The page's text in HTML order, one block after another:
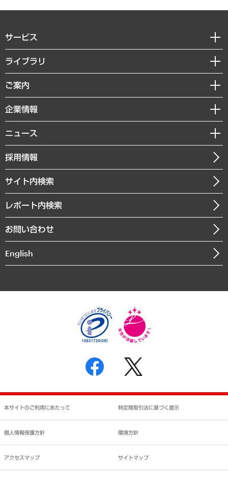
サービス
経営戦略
組織・人事戦略
デジタルイノベーション
共生・ダイバーシティ
GRC（ガバナンス・リスク・コンプライアンス）・防災（政策）
経済・産業・雇用・労働
まちづくり・観光・交通・スポーツ・スマートシティ
自然資源・農林水産業・食料システム
ライブラリ
経済調査
レポート
コラム
経営用語集
受託・受注実績（官公庁関連）
メディア掲載・出演
ご案内
セミナー・イベント情報
MUFGビジネスセミナー
受託案件情報
企業情報
私たちの想い
社長メッセージ
会社概要
沿革
組織図・本部部室紹介
インドネシア現地法人
個人情報保護方針
反社会的勢力に対する基本方針
書面による個人情報の開示等の請求の手続きについて
ニュース
ニュースリリース
お知らせ
採用情報
サイト内検索
レポート内検索
お問い合わせ
English
本サイトのご利用にあたって 特定商取引法に基づく提示
個人情報保護方針 環境方針
アクセスマップ サイトマップ